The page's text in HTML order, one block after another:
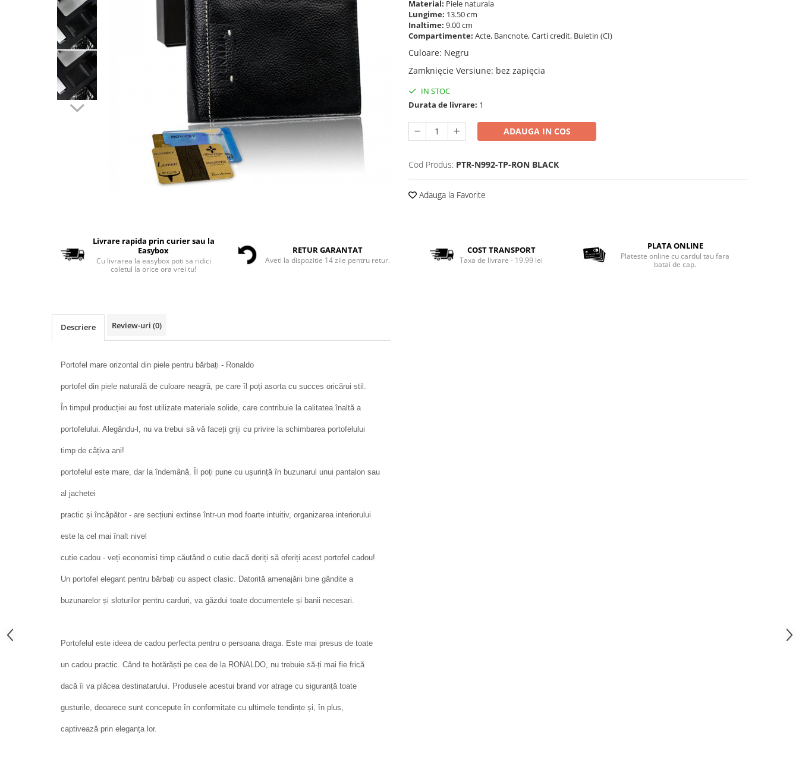
Material: Piele naturala
Lungime: 13.50 cm
Inaltime: 9.00 cm
Compartimente: Acte, Bancnote, Carti credit, Buletin (CI)
Culoare: Negru
Zamknięcie Versiune: bez zapięcia
IN STOC
Durata de livrare: 1
ADAUGA IN COS
Cod Produs: PTR-N992-TP-RON BLACK
Adauga la Favorite
Livrare rapida prin curier sau la
Easybox
Cu livrarea la easybox poti sa ridici
coletul la orice ora vrei tu!
RETUR GARANTAT
Aveti la dispozitie 14 zile pentru retur.
COST TRANSPORT
Taxa de livrare - 19.99 lei
PLATA ONLINE
Plateste online cu cardul tau fara
batai de cap.
Descriere Review-uri (0)
Portofel mare orizontal din piele pentru bărbați - Ronaldo
portofel din piele naturală de culoare neagră, pe care îl poți asorta cu succes oricărui stil.
În timpul producției au fost utilizate materiale solide, care contribuie la calitatea înaltă a
portofelului. Alegându-l, nu va trebui să vă faceți griji cu privire la schimbarea portofelului
timp de câțiva ani!
portofelul este mare, dar la îndemână. Îl poți pune cu ușurință în buzunarul unui pantalon sau
al jachetei
practic și încăpător - are secțiuni extinse într-un mod foarte intuitiv, organizarea interiorului
este la cel mai înalt nivel
cutie cadou - veți economisi timp căutând o cutie dacă doriți să oferiți acest portofel cadou!
Un portofel elegant pentru bărbați cu aspect clasic. Datorită amenajării bine gândite a
buzunarelor și sloturilor pentru carduri, va găzdui toate documentele și banii necesari.
Portofelul este ideea de cadou perfecta pentru o persoana draga. Este mai presus de toate
un cadou practic. Când te hotărăști pe cea de la RONALDO, nu trebuie să-ți mai fie frică
dacă îi va plăcea destinatarului. Produsele acestui brand vor atrage cu siguranță toate
gusturile, deoarece sunt concepute în conformitate cu ultimele tendințe și, în plus,
captivează prin eleganța lor.